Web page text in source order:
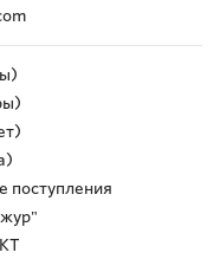
поступления